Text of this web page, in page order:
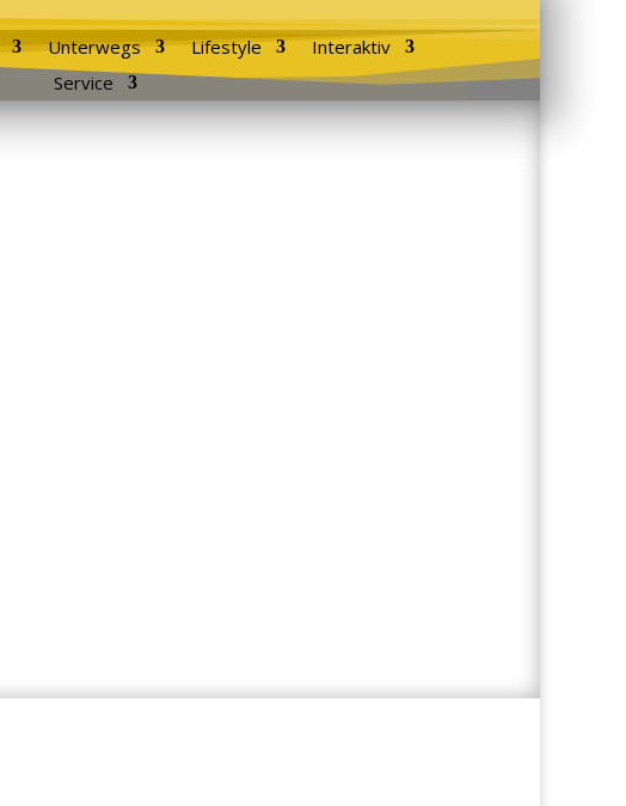
Unterwegs Lifestyle
Interaktiv
Service